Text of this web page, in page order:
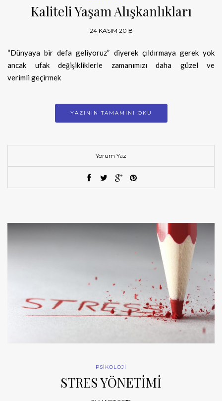
Kaliteli Yaşam Alışkanlıkları
24 KASIM 2018
“Dünyaya bir defa geliyoruz” diyerek çıldırmaya gerek yok
ancak ufak değişikliklerle zamanımızı daha güzel ve
verimli geçirmek
YAZININ TAMAMINI OKU
Yorum Yaz
PSİKOLOJİ
STRES YÖNETİMİ